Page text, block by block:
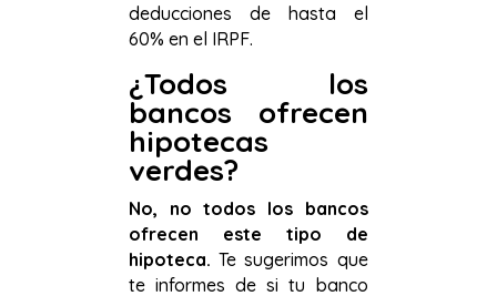
deducciones de hasta el
60% en el IRPF.
¿Todos los
bancos ofrecen
hipotecas
verdes?
No, no todos los bancos
ofrecen este tipo de
hipoteca. Te sugerimos que
te informes de si tu banco